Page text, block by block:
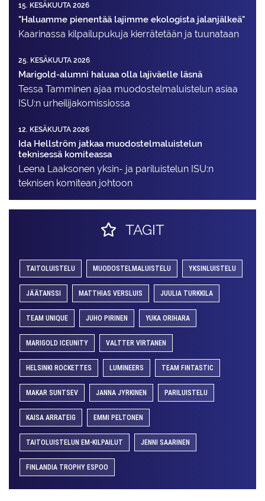
15. KESÄKUUTA 2026
"Haluamme pienentää lajimme ekologista jalanjälkeä"
Kaarinassa kilpailupukuja kierrätetään ja tuunataan
25. KESÄKUUTA 2026
Marigold-alumni haluaa olla lajiväelle läsnä
Tessa Tamminen ajaa muodostelma­luistelun asiaa
ISU:n urheilija­komissiossa
12. KESÄKUUTA 2026
Ida Hellström jatkaa muodostelmaluistelun
teknisessä komiteassa
Leena Laaksonen yksin- ja pariluistelun ISU:n
teknisen komitean johtoon
TAGIT
TAITOLUISTELU MUODOSTELMALUISTELU YKSINLUISTELU
JÄÄTANSSI MATTHIAS VERSLUIS JUULIA TURKKILA
TEAM UNIQUE JUHO PIRINEN YUKA ORIHARA
MARIGOLD ICEUNITY VALTTER VIRTANEN
HELSINKI ROCKETTES LUMINEERS TEAM FINTASTIC
MAKAR SUNTSEV JANNA JYRKINEN PARILUISTELU
KAISA ARRATEIG EMMI PELTONEN
TAITOLUISTELUN EM-KILPAILUT JENNI SAARINEN
FINLANDIA TROPHY ESPOO